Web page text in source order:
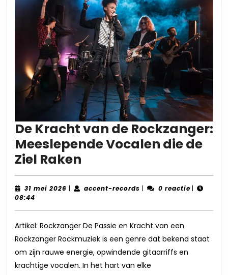
De Kracht van de Rockzanger:
Meeslepende Vocalen die de
Ziel Raken
Kracht
van
Rockzanger:
Meeslepende
Vocalen
die
31 mei 2026 31| accent-records accent-
| 0 reactie |
08:44
Artikel: Rockzanger De Passie en Kracht van een
Rockzanger Rockmuziek is een genre dat bekend staat
om zijn rauwe energie, opwindende gitaarriffs en
krachtige vocalen. In het hart van elke